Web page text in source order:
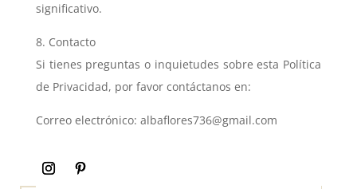
significativo.
8. Contacto
Si tienes preguntas o inquietudes sobre esta Política
de Privacidad, por favor contáctanos en:
Correo electrónico: albaflores736@gmail.com